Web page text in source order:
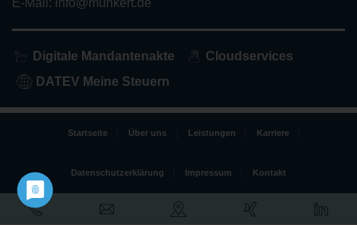
E-Mail: info@munkert.de
Digitale Mandantenakte
Cloudservices
DATEV Meine Steuern
Startseite Über uns Leistungen Karriere
Datenschutzerklärung Impressum Kontakt